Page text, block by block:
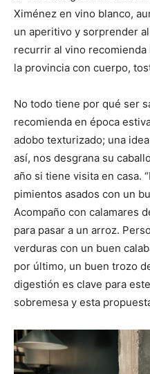
Ximénez en vino blanco,
un aperitivo y sorprender
recurrir al vino
la provincia con cuerpo,
No todo tiene por qué ser
recomienda en época
adobo texturizado; una
así, nos desgrana su
año si tiene visita en casa.
pimientos asados con un
Acompaño con calamares
para pasar a un arroz.
verduras con un buen
por último, un buen trozo
digestión es clave para
sobremesa y esta